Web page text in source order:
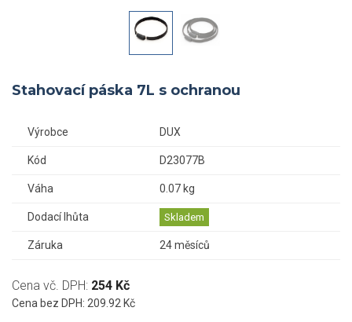
Stahovací páska 7L s ochranou
Výrobce DUX
Kód D23077B
Váha 0.07 kg
Dodací lhůta Skladem
Záruka 24 měsíců
Cena vč. DPH: 254 Kč
Cena bez DPH: 209.92 Kč